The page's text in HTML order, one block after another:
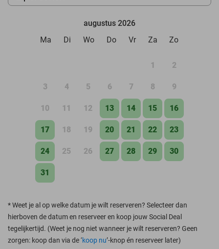
augustus 2026
Ma
Di Wo Do Vr Za Zo
1 2
3 4 5 6 7 8 9
10 11 12 13 14 15 16
17 18 19 20 21 22 23
24 25 26 27 28 29 30
31
*Weet je al op welke datum je wilt reserveren? Selecteer dan
hierboven de datum en reserveer en koop jouw Social Deal
tegelijkertijd. (Weet je nog niet wanneer je wilt reserveren? Geen
zorgen: koop dan via de ‘koop nu’-knop én reserveer later)